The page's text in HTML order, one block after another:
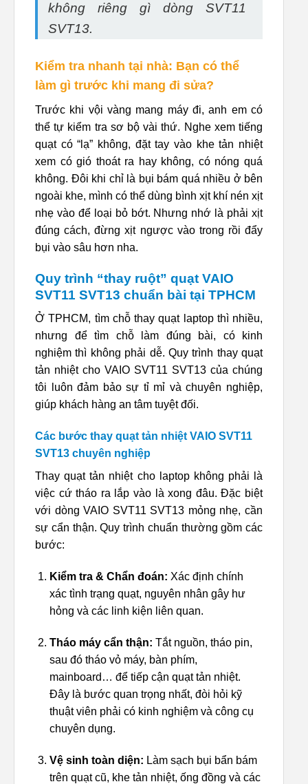
không riêng gì dòng SVT11
SVT13.
Kiểm tra nhanh tại nhà: Bạn có thể
làm gì trước khi mang đi sửa?
Trước khi vội vàng mang máy đi, anh em có
thể tự kiểm tra sơ bộ vài thứ. Nghe xem tiếng
quạt có “lạ” không, đặt tay vào khe tản nhiệt
xem có gió thoát ra hay không, có nóng quá
không. Đôi khi chỉ là bụi bám quá nhiều ở bên
ngoài khe, mình có thể dùng bình xịt khí nén xịt
nhẹ vào để loại bỏ bớt. Nhưng nhớ là phải xịt
đúng cách, đừng xịt ngược vào trong rồi đẩy
bụi vào sâu hơn nha.
Quy trình “thay ruột” quạt VAIO
SVT11 SVT13 chuẩn bài tại TPHCM
Ở TPHCM, tìm chỗ thay quạt laptop thì nhiều,
nhưng để tìm chỗ làm đúng bài, có kinh
nghiệm thì không phải dễ. Quy trình thay quạt
tản nhiệt cho VAIO SVT11 SVT13 của chúng
tôi luôn đảm bảo sự tỉ mỉ và chuyên nghiệp,
giúp khách hàng an tâm tuyệt đối.
Các bước thay quạt tản nhiệt VAIO SVT11
SVT13 chuyên nghiệp
Thay quạt tản nhiệt cho laptop không phải là
việc cứ tháo ra lắp vào là xong đâu. Đặc biệt
với dòng VAIO SVT11 SVT13 mỏng nhẹ, cần
sự cẩn thận. Quy trình chuẩn thường gồm các
bước:
Kiểm tra & Chẩn đoán: Xác định chính
xác tình trạng quạt, nguyên nhân gây hư
hỏng và các linh kiện liên quan.
Tháo máy cẩn thận: Tắt nguồn, tháo pin,
sau đó tháo vỏ máy, bàn phím,
mainboard… để tiếp cận quạt tản nhiệt.
Đây là bước quan trọng nhất, đòi hỏi kỹ
thuật viên phải có kinh nghiệm và công cụ
chuyên dụng.
Vệ sinh toàn diện: Làm sạch bụi bẩn bám
trên quạt cũ, khe tản nhiệt, ống đồng và các